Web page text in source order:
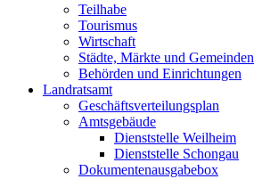
Teilhabe
Tourismus
Wirtschaft
Städte, Märkte und Gemeinden
Behörden und Einrichtungen
Landratsamt
Geschäftsverteilungsplan
Amtsgebäude
Dienststelle Weilheim
Dienststelle Schongau
Dokumentenausgabebox